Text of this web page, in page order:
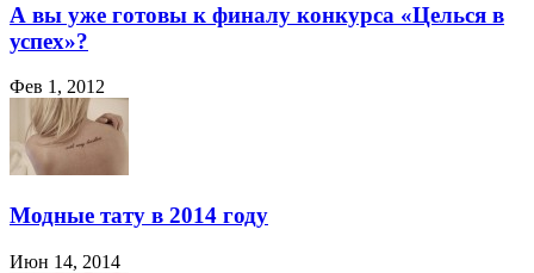
А вы уже готовы к финалу конкурса «Целься в
успех»?
Фев 1, 2012
Модные тату в 2014 году
Июн 14, 2014